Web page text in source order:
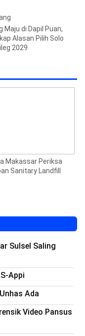
Maju di Dapil Puan,
Alasan Pilih Solo
2029
Makassar Periksa
Sanitary Landfill
Sulsel Saling
Appi
Ada
Video Pansus